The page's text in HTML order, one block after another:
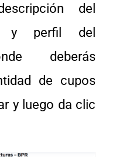
del
y perfil del
deberás
de cupos
y luego da clic